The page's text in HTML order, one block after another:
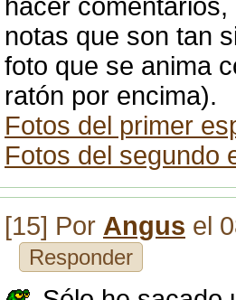
hacer
notas que son tan
foto que se anima
ratón por encima).
Fotos del primer
Fotos del segundo
[15] Por Angus el
Responder